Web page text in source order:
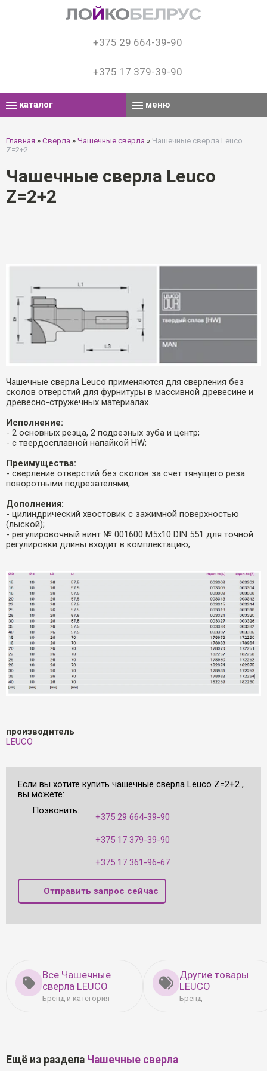
+375 29 664-39-90
+375 17 379-39-90
каталог меню
Главная » Сверла » Чашечные сверла » Чашечные сверла Leuco
Z=2+2
Чашечные сверла Leuco
Z=2+2
Чашечные сверла Leuco применяются для сверления без
сколов отверстий для фурнитуры в массивной древесине и
древесно-стружечных материалах.
Исполнение:
- 2 основных резца, 2 подрезных зуба и центр;
- с твердосплавной напайкой HW;
Преимущества:
- сверление отверстий без сколов за счет тянущего реза
поворотными подрезателями;
Дополнения:
- цилиндрический хвостовик с зажимной поверхностью
(лыской);
- регулировочный винт № 001600 M5x10 DIN 551 для точной
регулировки длины входит в комплектацию;
производитель
LEUCO
Если вы хотите купить чашечные сверла Leuco Z=2+2 ,
вы можете:
Позвонить:
+375 29 664-39-90
+375 17 379-39-90
+375 17 361-96-67
Отправить запрос сейчас
Все Чашечные
сверла LEUCO
Бренд и категория
Другие товары
LEUCO
Бренд
Ещё из раздела Чашечные сверла